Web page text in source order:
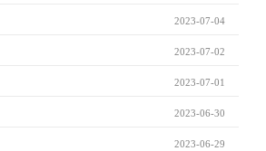
2023-07-04
2023-07-02
2023-07-01
2023-06-30
2023-06-29